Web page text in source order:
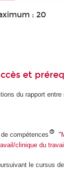
: 20
et
du rapport
compétences "
clinique du
le cursus